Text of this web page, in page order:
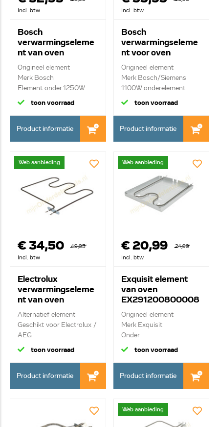
Incl. btw
Bosch
verwarmingseleme
nt van oven
00498836
Origineel element
Merk Bosch
Element onder 1250W
toon voorraad
Product informatie
Incl. btw
Bosch
verwarmingseleme
nt voor oven
00470763
Origineel element
Merk Bosch/Siemens
1100W onderelement
toon voorraad
Product informatie
Web aanbieding
€ 34,50
49,95
Incl. btw
Electrolux
verwarmingseleme
nt van oven
3570038061
Alternatief element
Geschikt voor Electrolux /
AEG
Element...
toon voorraad
Product informatie
Web aanbieding
€ 20,99
24,99
Incl. btw
Exquisit element
van oven
EX291200800008
Origineel element
Merk Exquisit
Onder
verwarmingselement m...
toon voorraad
Product informatie
Web aanbieding